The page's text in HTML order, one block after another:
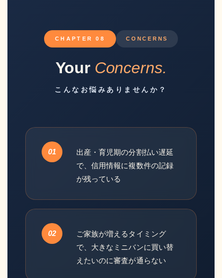
CHAPTER 08 CONCERNS
Your Concerns.
こんなお悩みありませんか？
01
出産・育児期の分割払い遅延
で、信用情報に複数件の記録
が残っている
02
ご家族が増えるタイミング
で、大きなミニバンに買い替
えたいのに審査が通らない